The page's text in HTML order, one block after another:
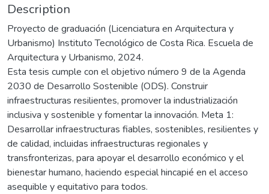
Description
Proyecto de graduación (Licenciatura en Arquitectura y
Urbanismo) Instituto Tecnológico de Costa Rica. Escuela de
Arquitectura y Urbanismo, 2024.
Esta tesis cumple con el objetivo número 9 de la Agenda
2030 de Desarrollo Sostenible (ODS). Construir
infraestructuras resilientes, promover la industrialización
inclusiva y sostenible y fomentar la innovación. Meta 1:
Desarrollar infraestructuras fiables, sostenibles, resilientes y
de calidad, incluidas infraestructuras regionales y
transfronterizas, para apoyar el desarrollo económico y el
bienestar humano, haciendo especial hincapié en el acceso
asequible y equitativo para todos.